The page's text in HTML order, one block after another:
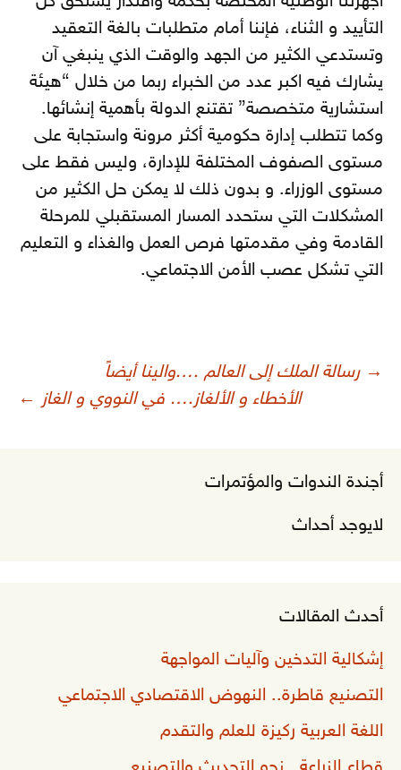
التأييد و الثناء، فإننا أمام متطلبات بالغة التعقيد
وتستدعي الكثير من الجهد والوقت الذي ينبغي آن
يشارك فيه اكبر عدد من الخبراء ربما من خلال “هيئة
استشارية متخصصة” تقتنع الدولة بأهمية إنشائها.
وكما تتطلب إدارة حكومية أكثر مرونة واستجابة على
مستوى الصفوف المختلفة للإدارة، وليس فقط على
مستوى الوزراء. و بدون ذلك لا يمكن حل الكثير من
المشكلات التي ستحدد المسار المستقبلي للمرحلة
القادمة وفي مقدمتها فرص العمل والغذاء و التعليم
التي تشكل عصب الأمن الاجتماعي.
تصفّح
→ رسالة الملك إلى العالم ….والينا أيضاً
الأخطاء و الألغاز…. في النووي و الغاز ←
أجندة الندوات والمؤتمرات
لايوجد أحداث
أحدث المقالات
إشكالية التدخين وآليات المواجهة
التصنيع قاطرة.. النهوض الاقتصادي الاجتماعي
اللغة العربية ركيزة للعلم والتقدم